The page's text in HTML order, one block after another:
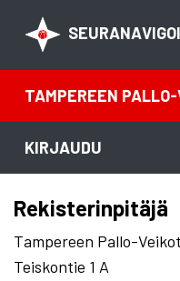
TAMPEREEN
KIRJAUDU
Rekisterinpitäjä
Tampereen Pallo-
Teiskontie 1 A